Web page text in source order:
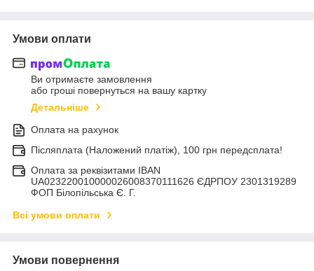
Умови оплати
Ви отримаєте замовлення
або гроші повернуться на вашу картку
Детальніше
Оплата на рахунок
Післяплата (Наложений платіж), 100 грн передсплата!
Оплата за реквізитами IBAN
UA023220010000026008370111626 ЄДРПОУ 2301319289
ФОП Білопільська Є. Г.
Всі умови оплати
Умови повернення